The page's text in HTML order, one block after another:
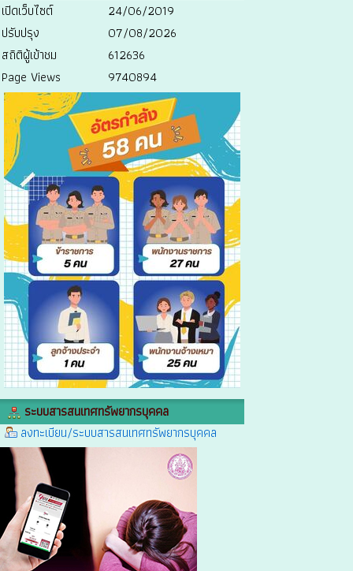
เปิดเว็บไซต์
24/06/2019
ปรับปรุง
07/08/2026
สถิติผู้เข้าชม
612636
Page Views
9740894
ระบบสารสนเทศทรัพยากรบุคคล
ลงทะเบียน/ระบบสารสนเทศทรัพยากรบุคคล